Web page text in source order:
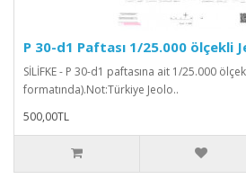
P 30-d1 Paftası 1/25.000 ölçekli
SİLİFKE - P 30-d1 paftasına ait 1/25.000
formatında).Not:Türkiye Jeolo..
500,00TL